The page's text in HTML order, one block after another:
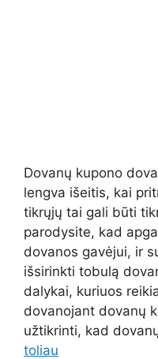
Dovanų kupono
lengva išeitis, kai
tikrųjų tai gali būti
parodysite, kad
dovanos gavėjui, ir
išsirinkti tobulą
dalykai, kuriuos
dovanojant dovanų
užtikrinti, kad
toliau